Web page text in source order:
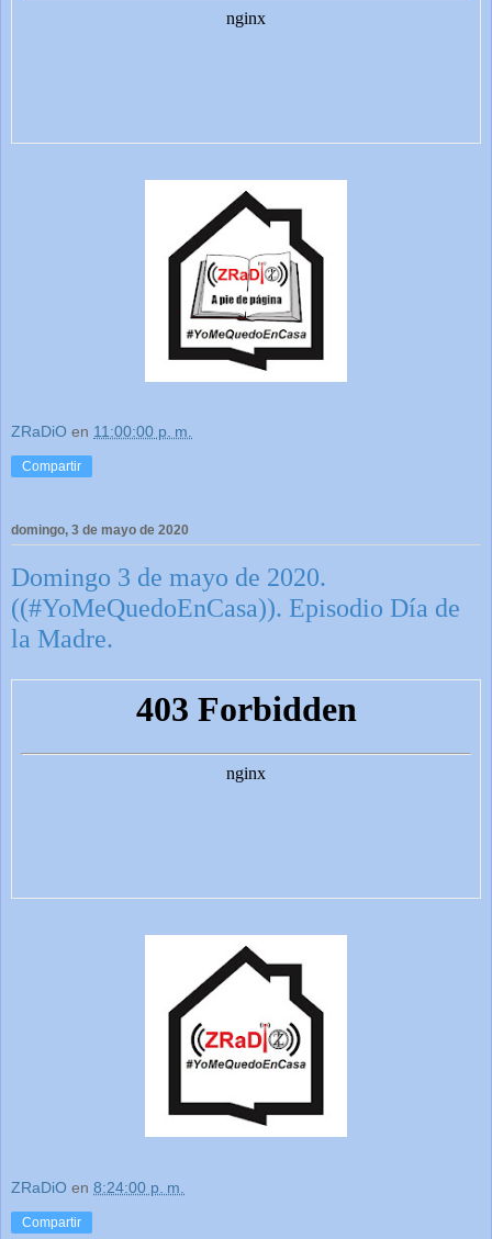
ZRaDiO en 11:00:00 p. m.
Compartir
domingo, 3 de mayo de 2020
Domingo 3 de mayo de 2020.
((#YoMeQuedoEnCasa)). Episodio Día de
la Madre.
ZRaDiO en 8:24:00 p. m.
Compartir